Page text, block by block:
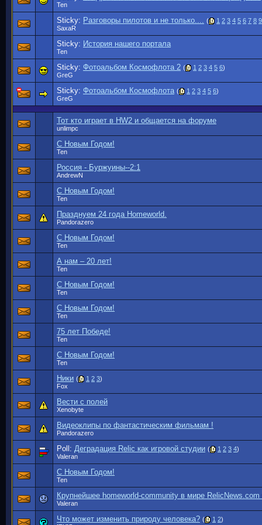
Ten
Sticky: Разговоры пилотов и не только.... ( 1 2 3 4 5 6 7 8 9
SaxaR
Sticky: История нашего портала
Ten
Sticky: Фотоальбом Космофлота 2 ( 1 2 3 4 5 6)
GreG
Sticky: Фотоальбом Космофлота ( 1 2 3 4 5 6)
GreG
Тот кто играет в HW2 и общается на форуме
unlimpc
С Новым Годом!
Ten
Россия - Буржуины--2:1
AndrewN
С Новым Годом!
Ten
Празднуем 24 года Homeworld.
Pandorazero
С Новым Годом!
Ten
А нам – 20 лет!
Ten
С Новым Годом!
Ten
С Новым Годом!
Ten
75 лет Победе!
Ten
С Новым Годом!
Ten
Ники ( 1 2 3)
Fox
Вести с полей
Xenobyte
Видеоклипы по фантастическим фильмам !
Pandorazero
Poll: Деградация Relic как игровой студии ( 1 2 3 4)
Valeran
С Новым Годом!
Ten
Крупнейшее homeworld-community в мире RelicNews.com
Valeran
Что может изменить природу человека? ( 1 2)